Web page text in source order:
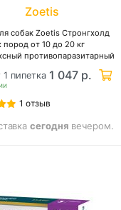
Zoetis
собак Zoetis Стронгхолд
пород от 10 до 20 кг
противопаразитарный
пипетка 1 047 р.
1 отзыв
сегодня вечером.